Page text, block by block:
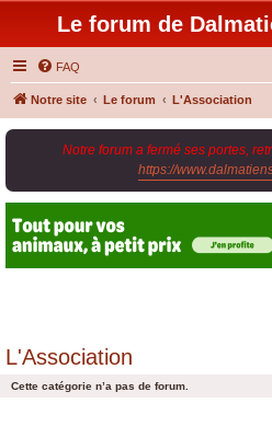
Le forum de
FAQ
Notre site Le forum L'Association
Notre forum a fermé ses portes,
https://
L'Association
Cette catégorie n’a pas de forum.